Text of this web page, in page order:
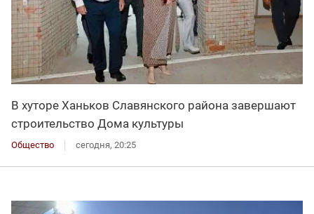
В хуторе Ханьков Славянского района завершают
строительство Дома культуры
Общество сегодня, 20:25